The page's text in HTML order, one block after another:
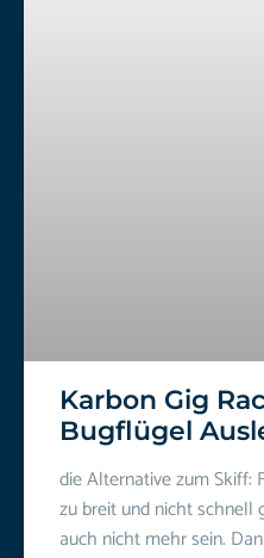
Karbon Gig
Bugflügel
die Alternative zum Skiff:
zu breit und nicht schnell
auch nicht mehr sein.